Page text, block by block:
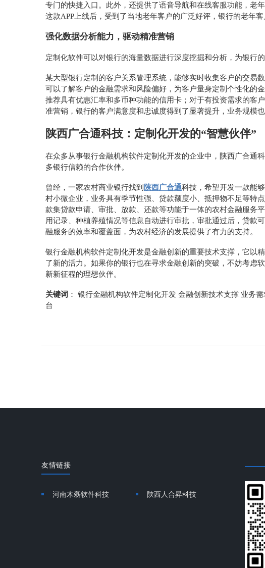
专门的快捷入口。此外，还提供了语音导航和在线客服功能，老
这款APP上线后，受到了当地老年客户的广泛好评，银行的老年客
强化数据分析能力，驱动精准营销
定制化软件可以对银行的海量数据进行深度挖掘和分析，为银行
某大型银行定制的客户关系管理系统，能够实时收集客户的交易
可以了解客户的金融需求和风险偏好，为客户量身定制个性化的
推荐具有优惠汇率和多币种功能的信用卡；对于有投资需求的客
准营销，银行的客户满意度和忠诚度得到了显著提升，业务规模也
陕西广合通科技：定制化开发的“智慧伙伴”
在众多从事银行金融机构软件定制化开发的企业中，陕西广合通
多银行信赖的合作伙伴。
曾经，一家农村商业银行找到 陕西广合通科技，希望开发一款能
村小微企业，业务具有季节性强、贷款额度小、抵押物不足等特
款集贷款申请、审批、放款、还款等功能于一体的农村金融服务
用记录、种植养殖情况等信息自动进行审批，审批通过后，贷款
融服务的效率和覆盖面，为农村经济的发展提供了有力的支持。
银行金融机构软件定制化开发是金融创新的重要技术支撑，它以
了新的活力。如果你的银行也在寻求金融创新的突破，不妨考虑
新新征程的理想伙伴。
关键词 ： 银行金融机构软件定制化开发 金融创新技术支撑 业务
台
友情链接
河南木磊软件科技 陕西人合昇科技